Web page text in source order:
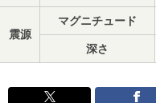
震源
マグニチュード
深さ